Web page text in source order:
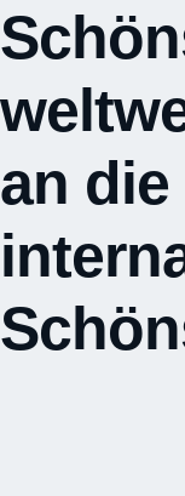
an die